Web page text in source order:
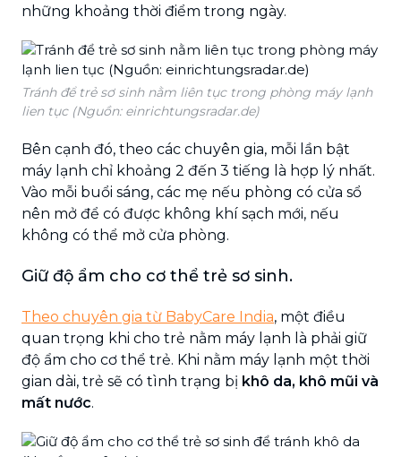
những khoảng thời điểm trong ngày.
Tránh để trẻ sơ sinh nằm liên tục trong phòng máy lạnh
lien tục (Nguồn: einrichtungsradar.de)
Bên cạnh đó, theo các chuyên gia, mỗi lần bật
máy lạnh chỉ khoảng 2 đến 3 tiếng là hợp lý nhất.
Vào mỗi buổi sáng, các mẹ nếu phòng có cửa sổ
nên mở để có được không khí sạch mới, nếu
không có thể mở cửa phòng.
Giữ độ ẩm cho cơ thể trẻ sơ sinh.
Theo chuyên gia từ BabyCare India, một điều
quan trọng khi cho trẻ nằm máy lạnh là phải giữ
độ ẩm cho cơ thể trẻ. Khi nằm máy lạnh một thời
gian dài, trẻ sẽ có tình trạng bị khô da, khô mũi và
mất nước.